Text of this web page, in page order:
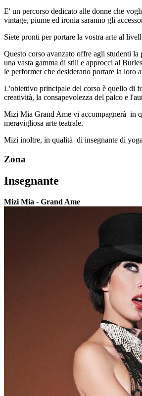
E' un percorso dedicato alle donne che
vintage, piume ed ironia saranno gli
Siete pronti per portare la vostra arte al
Questo corso avanzato offre agli studenti
una vasta gamma di stili e approcci al
le performer che desiderano portare la loro
L'obiettivo principale del corso è quello di
creatività, la consapevolezza del palco e
Mizi Mia Grand Ame vi accompagnerà in
meravigliosa arte teatrale.
Mizi inoltre, in qualità di insegnante di
Zona
Insegnante
Mizi Mia - Grand Ame